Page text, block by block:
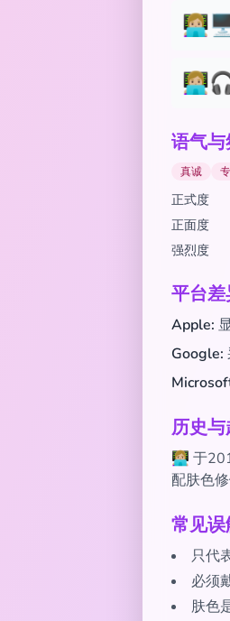
语气与
真诚
正式度
正面度
强烈度
平台差
Apple:
Google:
历史
👩🏼‍💻
配肤色
常见误
只代
必须
肤色